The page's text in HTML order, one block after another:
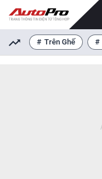
Trên Ghế